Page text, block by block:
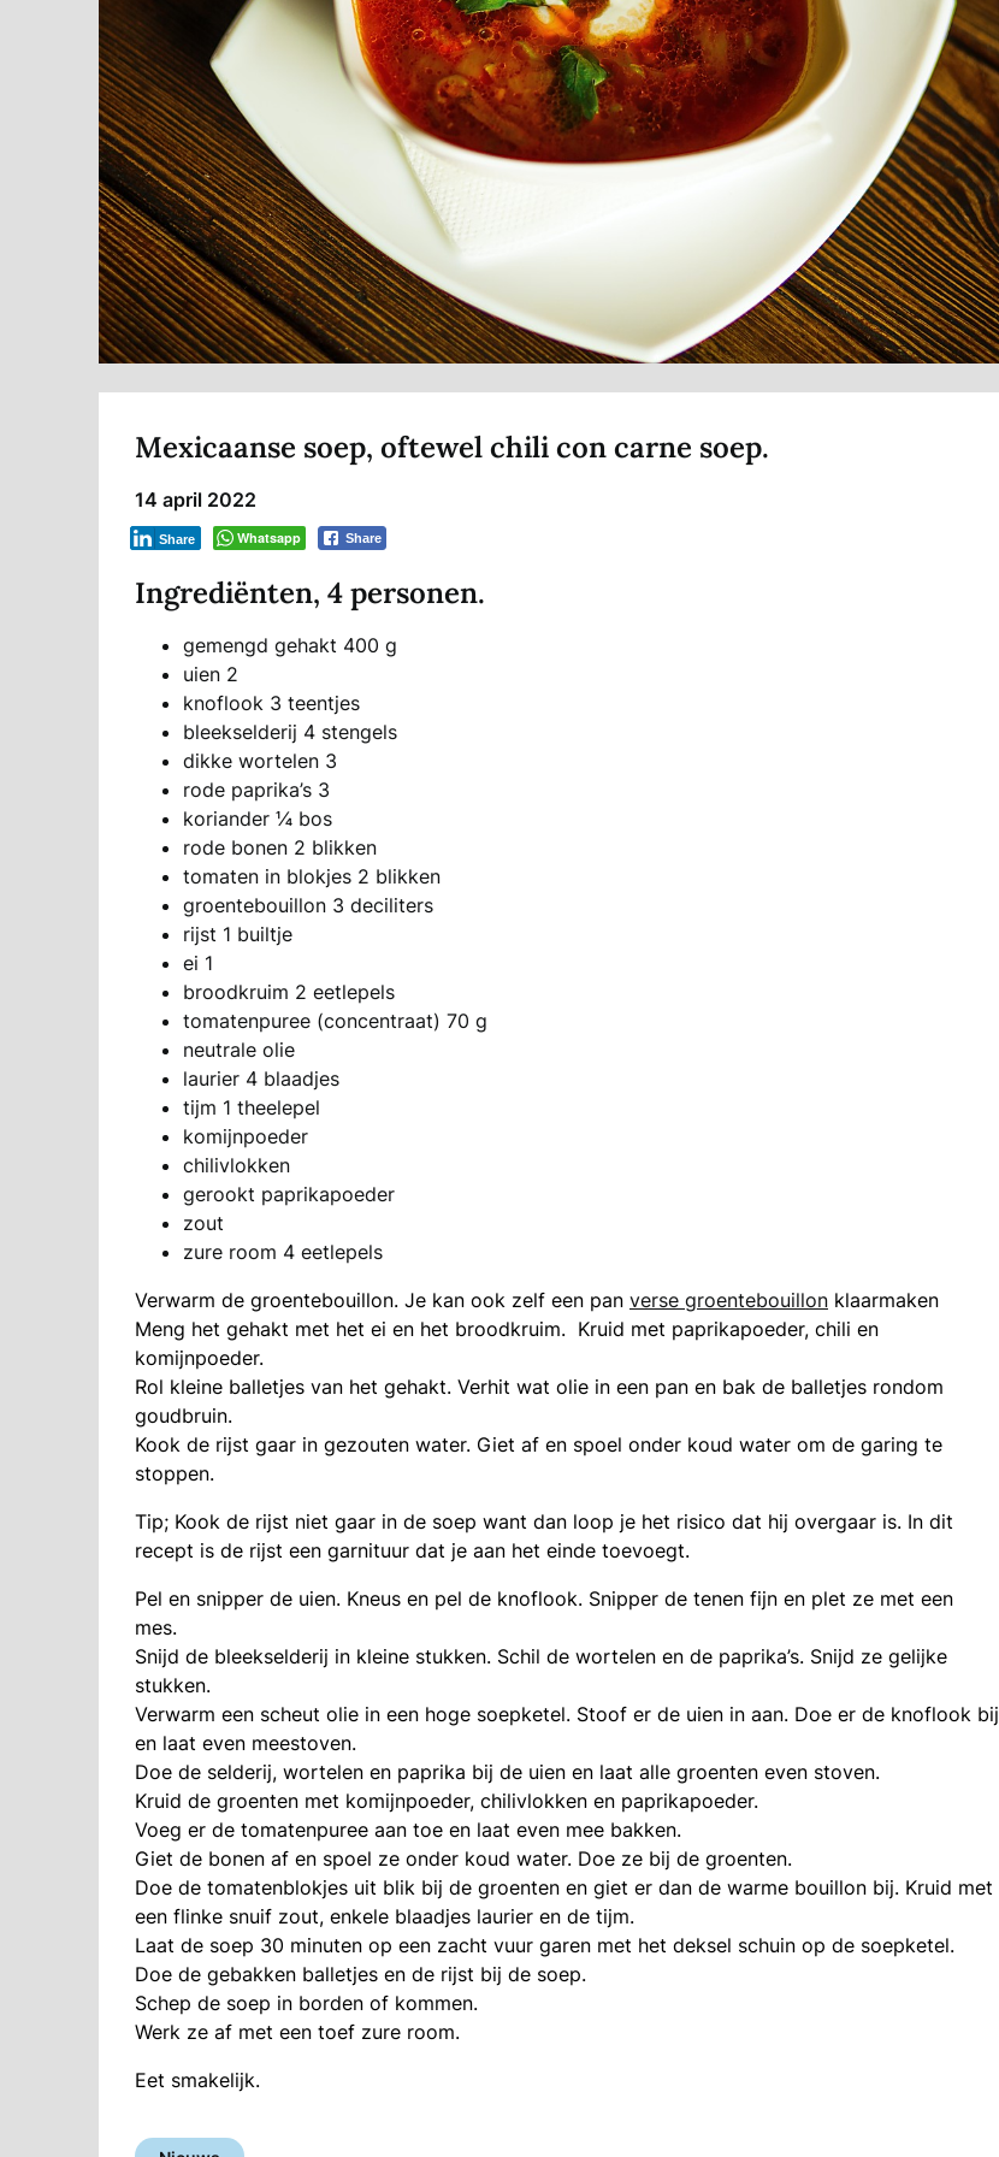
Mexicaanse soep, oftewel chili con carne soep.
14 april 2022
Whatsapp Share
Share
Ingrediënten, 4 personen.
gemengd gehakt 400 g
uien 2
knoflook 3 teentjes
bleekselderij 4 stengels
dikke wortelen 3
rode paprika’s 3
koriander ¼ bos
rode bonen 2 blikken
tomaten in blokjes 2 blikken
groentebouillon 3 deciliters
rijst 1 builtje
ei 1
broodkruim 2 eetlepels
tomatenpuree (concentraat) 70 g
neutrale olie
laurier 4 blaadjes
tijm 1 theelepel
komijnpoeder
chilivlokken
gerookt paprikapoeder
zout
zure room 4 eetlepels
Verwarm de groentebouillon. Je kan ook zelf een pan verse groentebouillon klaarmaken
Meng het gehakt met het ei en het broodkruim. Kruid met paprikapoeder, chili en
komijnpoeder.
Rol kleine balletjes van het gehakt. Verhit wat olie in een pan en bak de balletjes rondom
goudbruin.
Kook de rijst gaar in gezouten water. Giet af en spoel onder koud water om de garing te
stoppen.
Tip; Kook de rijst niet gaar in de soep want dan loop je het risico dat hij overgaar is. In dit
recept is de rijst een garnituur dat je aan het einde toevoegt.
Pel en snipper de uien. Kneus en pel de knoflook. Snipper de tenen fijn en plet ze met een
mes.
Snijd de bleekselderij in kleine stukken. Schil de wortelen en de paprika’s. Snijd ze gelijke
stukken.
Verwarm een scheut olie in een hoge soepketel. Stoof er de uien in aan. Doe er de knoflook bij
en laat even meestoven.
Doe de selderij, wortelen en paprika bij de uien en laat alle groenten even stoven.
Kruid de groenten met komijnpoeder, chilivlokken en paprikapoeder.
Voeg er de tomatenpuree aan toe en laat even mee bakken.
Giet de bonen af en spoel ze onder koud water. Doe ze bij de groenten.
Doe de tomatenblokjes uit blik bij de groenten en giet er dan de warme bouillon bij. Kruid met
een flinke snuif zout, enkele blaadjes laurier en de tijm.
Laat de soep 30 minuten op een zacht vuur garen met het deksel schuin op de soepketel.
Doe de gebakken balletjes en de rijst bij de soep.
Schep de soep in borden of kommen.
Werk ze af met een toef zure room.
Eet smakelijk.